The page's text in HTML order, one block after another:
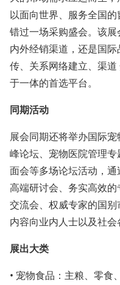
以面向世界、服务全国
错过一场采购盛会。该
内外经销渠道，还是国
传、关系网络建立、渠
于一体的首选平台。
同期活动
展会同期还将举办国际
峰论坛、宠物医院管理
面会等多场论坛活动，
高端研讨会、务实高效
交流会、权威专家的国
内容向业内人士以及社会
展出大类
• 宠物食品：主粮、零食